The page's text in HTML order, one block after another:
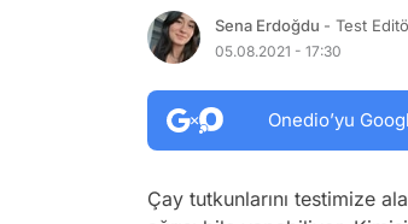
Sena Erdoğdu - Test
05.08.2021 - 17:30
Onedio’yu
Çay tutkunlarını testimize